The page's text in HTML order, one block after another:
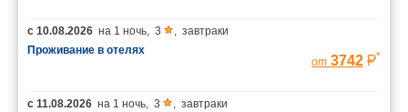
с 10.08.2026 на 1 ночь, 3 , завтраки
Проживание в отелях
от 3742 *
с 11.08.2026 на 1 ночь, 3 , завтраки